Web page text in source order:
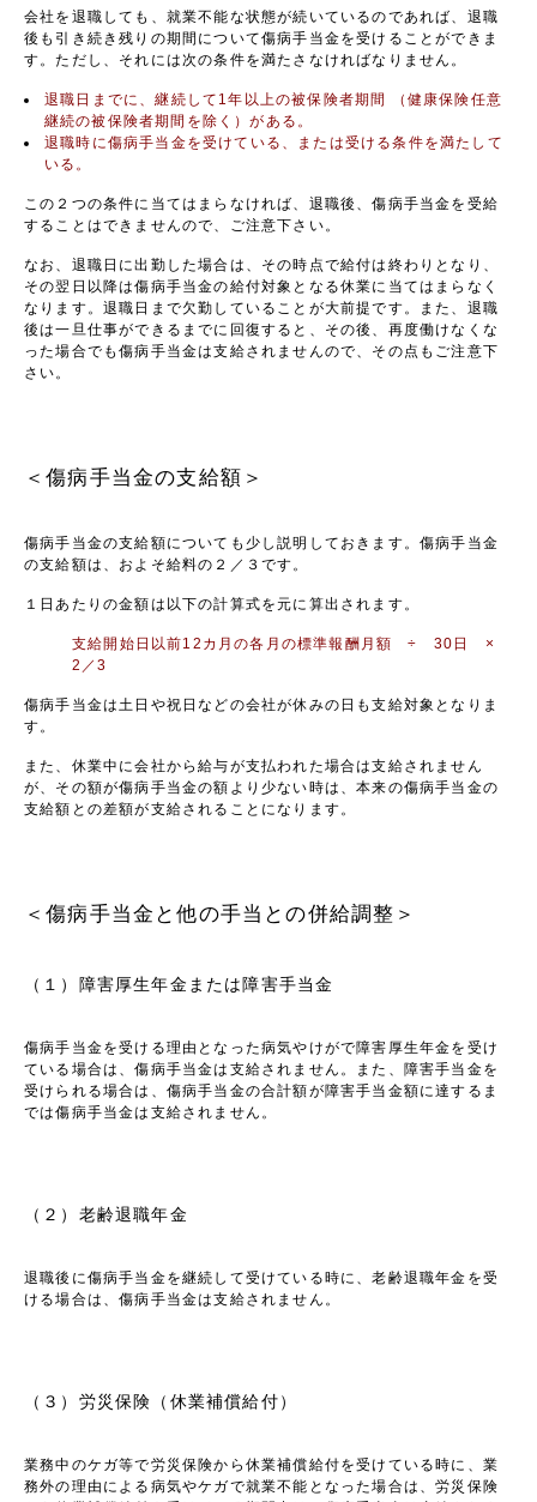
会社を退職しても、就業不能な状態が続いているのであれば、退職
後も引き続き残りの期間について傷病手当金を受けることができま
す。ただし、それには次の条件を満たさなければなりません。
退職日までに、継続して1年以上の被保険者期間 （健康保険任意
継続の被保険者期間を除く）がある。
退職時に傷病手当金を受けている、または受ける条件を満たして
いる。
この２つの条件に当てはまらなければ、退職後、傷病手当金を受給
することはできませんので、ご注意下さい。
なお、退職日に出勤した場合は、その時点で給付は終わりとなり、
その翌日以降は傷病手当金の給付対象となる休業に当てはまらなく
なります。退職日まで欠勤していることが大前提です。また、退職
後は一旦仕事ができるまでに回復すると、その後、再度働けなくな
った場合でも傷病手当金は支給されませんので、その点もご注意下
さい。
＜傷病手当金の支給額＞
傷病手当金の支給額についても少し説明しておきます。傷病手当金
の支給額は、およそ給料の２／３です。
１日あたりの金額は以下の計算式を元に算出されます。
支給開始日以前12カ月の各月の標準報酬月額 ÷ 30日 ×
2／3
傷病手当金は土日や祝日などの会社が休みの日も支給対象となりま
す。
また、休業中に会社から給与が支払われた場合は支給されません
が、その額が傷病手当金の額より少ない時は、本来の傷病手当金の
支給額との差額が支給されることになります。
＜傷病手当金と他の手当との併給調整＞
（１）障害厚生年金または障害手当金
傷病手当金を受ける理由となった病気やけがで障害厚生年金を受け
ている場合は、傷病手当金は支給されません。また、障害手当金を
受けられる場合は、傷病手当金の合計額が障害手当金額に達するま
では傷病手当金は支給されません。
（２）老齢退職年金
退職後に傷病手当金を継続して受けている時に、老齢退職年金を受
ける場合は、傷病手当金は支給されません。
（３）労災保険（休業補償給付）
業務中のケガ等で労災保険から休業補償給付を受けている時に、業
務外の理由による病気やケガで就業不能となった場合は、労災保険